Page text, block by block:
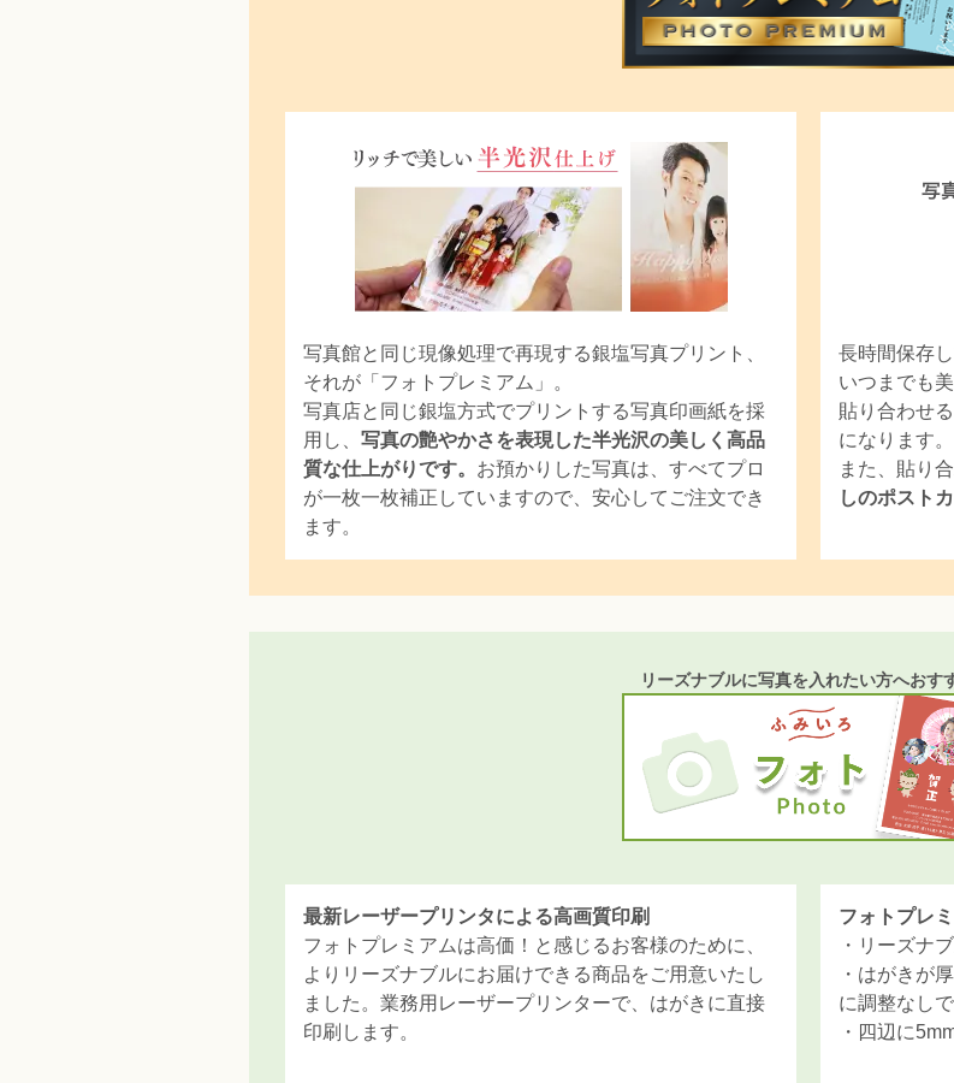
写真館と同じ現像処理で再現する銀塩写真プリント、
それが「フォトプレミアム」。
写真店と同じ銀塩方式でプリントする写真印画紙を採
用し、 写真の艶やかさを表現した半光沢の美しく高品
質な仕上がりです。 お預かりした写真は、すべてプロ
が一枚一枚補正していますので、安心してご注文でき
ます。
長時間保存
いつまでも
貼り合わせ
になります。
また、貼り
しのポスト
リーズナブルに写真を入れたい方へおす
最新レーザープリンタによる高画質印刷
フォトプレミアムは高価！と感じるお客様のために、
よりリーズナブルにお届けできる商品をご用意いたし
ました。業務用レーザープリンターで、はがきに直接
印刷します。
フォトプレ
・リーズナ
・はがきが
に調整なし
・四辺に